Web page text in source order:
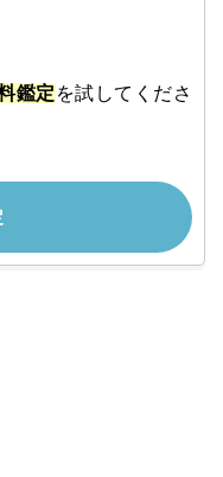
鑑定 を試してくださ